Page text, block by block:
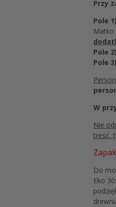
Przy
Pole
Matko
Pole
Pole
W
Nie
treść,
Do
Eko